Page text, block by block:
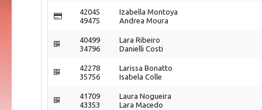
42045
49475
Izabella Montoya
Andrea Moura
40499
34796
Lara Ribeiro
Danielli Costi
42278
35756
Larissa Bonatto
Isabela Colle
41709
43353
Laura Nogueira
Lara Macedo